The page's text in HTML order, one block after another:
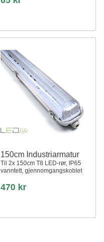
150cm Industriarmatur
Til 2x 150cm T8 LED-rør, IP65
vanntett, gjennomgangskoblet
470 kr